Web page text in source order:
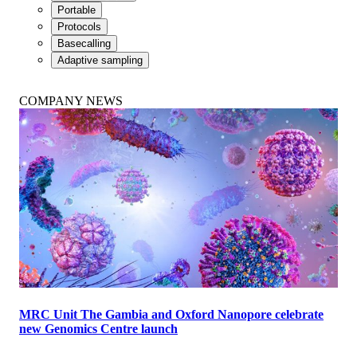
Portable
Protocols
Basecalling
Adaptive sampling
COMPANY NEWS
MRC Unit The Gambia and Oxford Nanopore celebrate
new Genomics Centre launch